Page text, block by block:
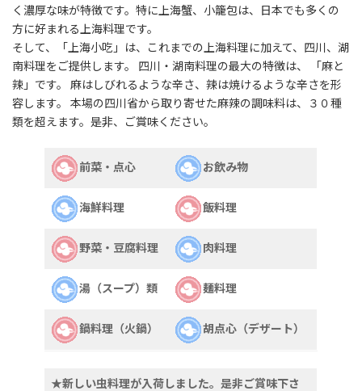
く濃厚な味が特徴です。特に上海蟹、小籠包は、日本でも多くの
方に好まれる上海料理です。
そして、「上海小吃」は、これまでの上海料理に加えて、四川、湖
南料理をご提供します。 四川・湖南料理の最大の特徴は、 「麻と
辣」です。 麻はしびれるような辛さ、辣は焼けるような辛さを形
容します。 本場の四川省から取り寄せた麻辣の調味料は、３０種
類を超えます。是非、ご賞味ください。
前菜・点心 お飲み物
海鮮料理 飯料理
野菜・豆腐料理 肉料理
湯（スープ）類 麺料理
鍋料理（火鍋） 胡点心（デザート）
★新しい虫料理が入荷しました。是非ご賞味下さ